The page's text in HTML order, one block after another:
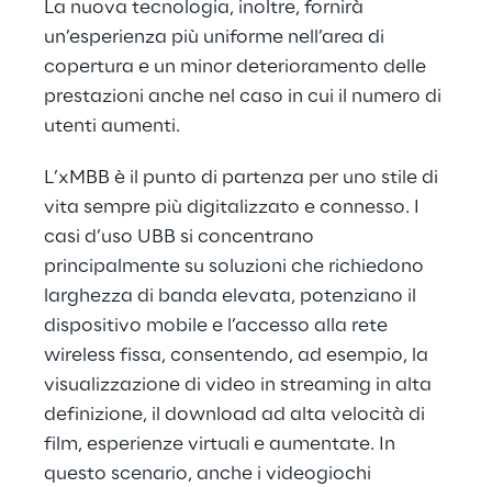
La nuova tecnologia, inoltre, fornirà
un’esperienza più uniforme nell’area di
copertura e un minor deterioramento delle
prestazioni anche nel caso in cui il numero di
utenti aumenti.
L’xMBB è il punto di partenza per uno stile di
vita sempre più digitalizzato e connesso. I
casi d’uso UBB si concentrano
principalmente su soluzioni che richiedono
larghezza di banda elevata, potenziano il
dispositivo mobile e l’accesso alla rete
wireless fissa, consentendo, ad esempio, la
visualizzazione di video in streaming in alta
definizione, il download ad alta velocità di
film, esperienze virtuali e aumentate. In
questo scenario, anche i videogiochi